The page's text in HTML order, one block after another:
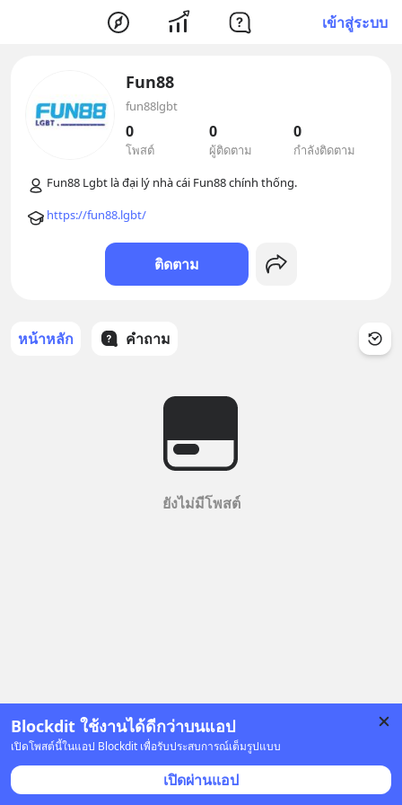
เข้าสู่ระบบ
Blockdit ใช้งานได้ดีกว่าบนแอป
เปิดโพสต์นี้ในแอป Blockdit เพื่อรับประสบการณ์เต็มรูปแบบ
เปิดผ่านแอป
Fun88
fun88lgbt
0
โพสต์
0
ผู้ติดตาม
0
กำลังติดตาม
https://fun88.lgbt/
ติดตาม
หน้าหลัก คำถาม
ยังไม่มีโพสต์